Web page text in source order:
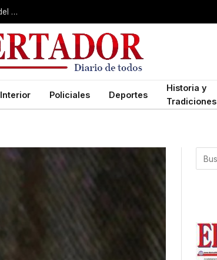
San Cayetano: Pedro valoró “el trabajo, la solidaridad y la esperanza del pueblo”
Interior Policiales Deportes
Historia y
Tradiciones